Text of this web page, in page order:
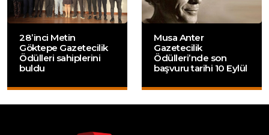
28’inci Metin
Göktepe Gazetecilik
Ödülleri sahiplerini
buldu
Musa Anter
Gazetecilik
Ödülleri’nde son
başvuru tarihi 10 Eylül